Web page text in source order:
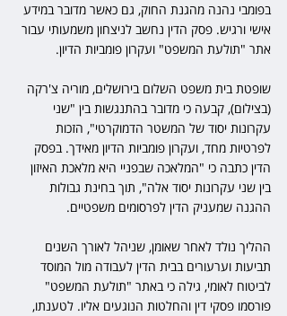
בפומבי נהנה מהגנת החוק, גם כאשר מדובר במידע
אישי ורגיש. פסק הדין נחשב לניצחון משמעותי עבור
אתר "תולעת המשפט" ועקרון פומביות הדיון.
שופטת בית משפט השלום בירושלים, מוריה צ'רקה
(בצילום), קבעה כי מדובר בהתנגשות בין "שני
עקרונות יסוד של המשטר הדמוקרטי", הזכות
לפרטיות מחד, ועקרון פומביות הדיון מאידך. בפסק
הדין כתבה כי "המלאכה שבפניי היא מלאכת האיזון
בין שני עקרונות יסוד אלה", תוך בחינת גבולות
ההגנה שמעניק הדין לפרסומים משפטיים.
ההליך נולד לאחר שאומן, שניהל לאורך השנים
תביעות וערעורים בבית הדין לעבודה מול המוסד
לביטוח לאומי, גילה כי באתר "תולעת המשפט"
פורסמו פסקי דין והחלטות הנוגעים אליו. לטענתו,